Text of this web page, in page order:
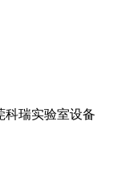
科瑞实验室设备